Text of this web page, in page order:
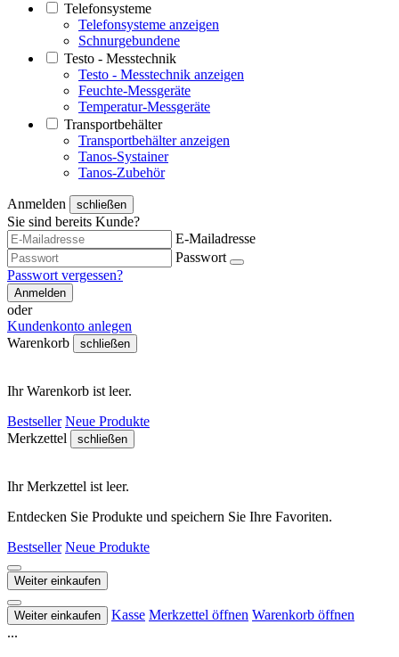
Telefonsysteme
Telefonsysteme anzeigen
Schnurgebundene
Testo - Messtechnik
Testo - Messtechnik anzeigen
Feuchte-Messgeräte
Temperatur-Messgeräte
Transportbehälter
Transportbehälter anzeigen
Tanos-Systainer
Tanos-Zubehör
Anmelden schließen
Sie sind bereits Kunde?
E-Mailadresse
Passwort
Passwort vergessen?
Anmelden
oder
Kundenkonto anlegen
Warenkorb
schließen
Ihr Warenkorb ist leer.
Bestseller Neue Produkte
Merkzettel
schließen
Ihr Merkzettel ist leer.
Entdecken Sie Produkte und speichern Sie Ihre Favoriten.
Bestseller Neue Produkte
Weiter einkaufen
Weiter einkaufen Kasse Merkzettel öffnen Warenkorb öffnen
...